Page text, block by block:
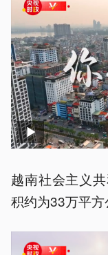
越南社会主义
积约为33万平方